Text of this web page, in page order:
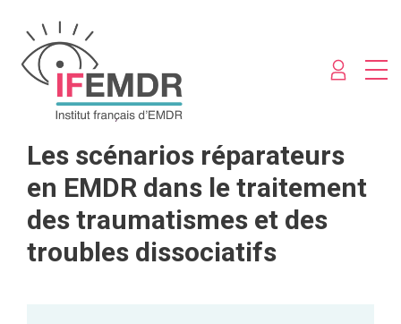
Les scénarios réparateurs
en EMDR dans le traitement
des traumatismes et des
troubles dissociatifs